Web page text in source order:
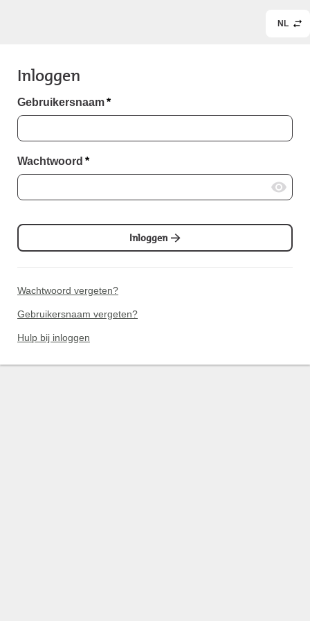
NL
Inloggen
Gebruikersnaam*
Wachtwoord *
Inloggen
Wachtwoord vergeten?
Gebruikersnaam vergeten?
Hulp bij inloggen